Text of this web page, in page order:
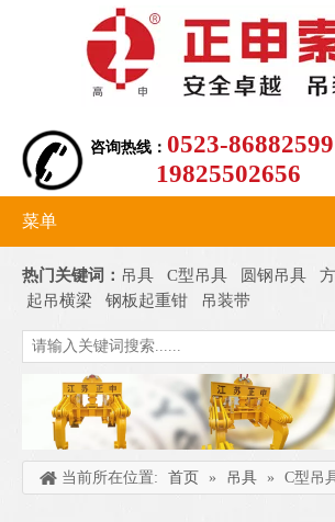
咨询热线： 0523-86882599
19825502656
菜单
热门关键词： 吊具 C型吊具 圆钢吊具
起吊横梁
钢板起重钳 吊装带
当前所在位置: 首页 » 吊具 » C型吊